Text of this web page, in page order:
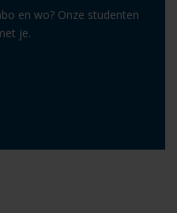
en wo? Onze studenten
je.